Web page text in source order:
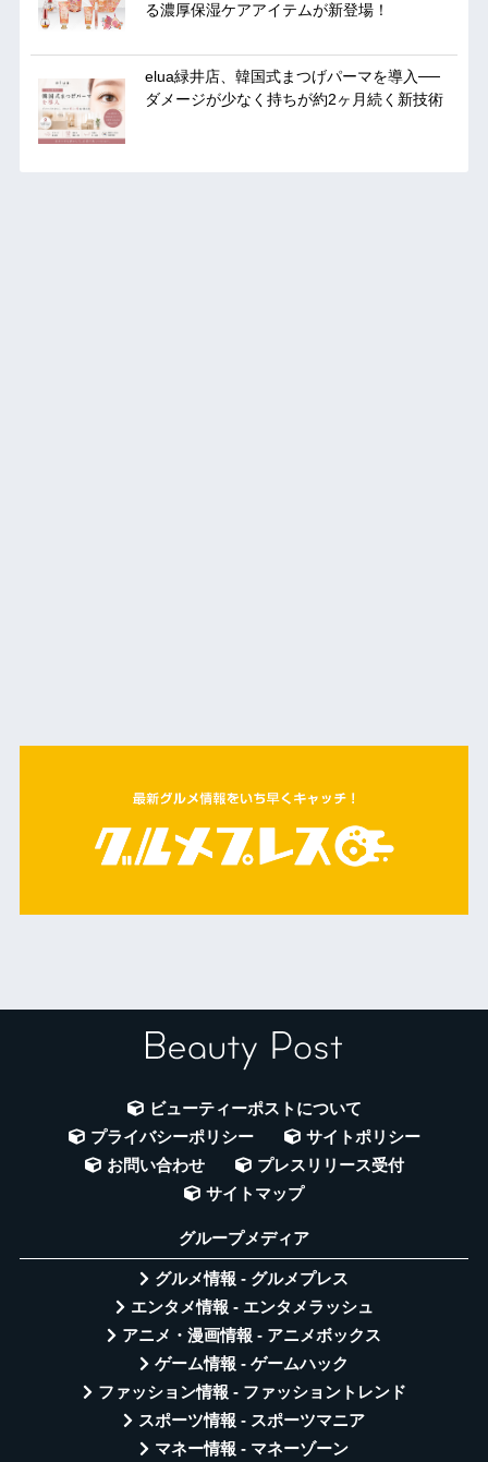
る濃厚保湿ケアアイテムが新登場！
elua緑井店、韓国式まつげパーマを導入──
ダメージが少なく持ちが約2ヶ月続く新技術
ビューティーポストについて
プライバシーポリシー
サイトポリシー
お問い合わせ
プレスリリース受付
サイトマップ
グループメディア
グルメ情報 - グルメプレス
エンタメ情報 - エンタメラッシュ
アニメ・漫画情報 - アニメボックス
ゲーム情報 - ゲームハック
ファッション情報 - ファッショントレンド
スポーツ情報 - スポーツマニア
マネー情報 - マネーゾーン